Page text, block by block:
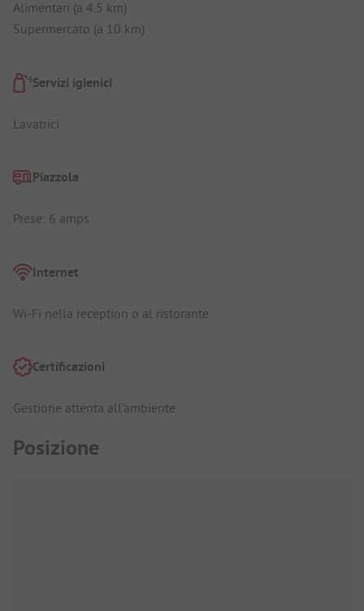
Alimentari (a 4.5 km)
Supermercato (a 10 km)
Servizi igienici
Lavatrici
Piazzola
Prese: 6 amps
Internet
Wi-Fi nella reception o al ristorante
Certificazioni
Gestione attenta all'ambiente
Posizione